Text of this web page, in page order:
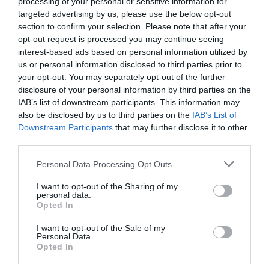
targeted advertising by us, please use the below opt-out
section to confirm your selection. Please note that after your
opt-out request is processed you may continue seeing
interest-based ads based on personal information utilized by
us or personal information disclosed to third parties prior to
your opt-out. You may separately opt-out of the further
disclosure of your personal information by third parties on the
IAB’s list of downstream participants. This information may
also be disclosed by us to third parties on the IAB’s List of
Downstream Participants that may further disclose it to other
Personal Data Processing Opt Outs
I want to opt-out of the Sharing of my
personal data.
Opted In
I want to opt-out of the Sale of my
Personal Data.
Opted In
Γίνε Συνδρομητής